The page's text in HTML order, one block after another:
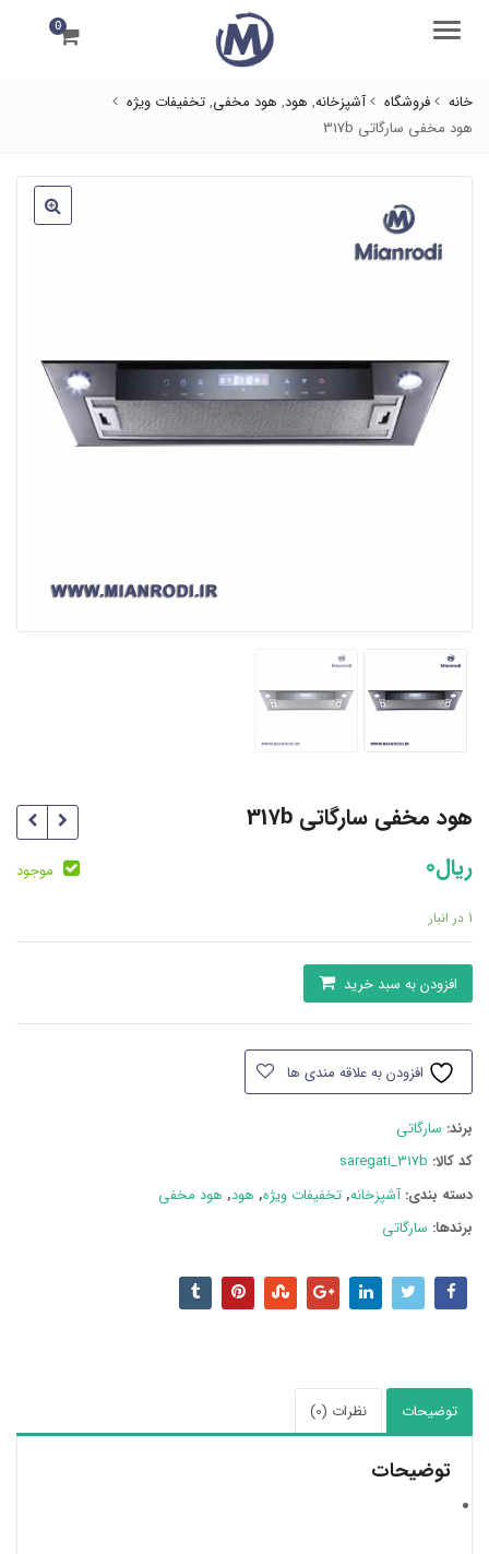
منو 0
خانه فروشگاه آشپزخانه, هود, هود مخفی,تخفیفات ویژه
هود مخفی سارگاتی 317b
هود مخفی سارگاتی 317b
ریال0 موجود
1 در انبار
هود
مخفی
317b
افزودن به سبد خرید
افزودن به علاقه مندی ها
برند: سارگاتی
کد کالا: saregati_317b
دسته بند‌ی:آشپزخانه,تخفیفات ویژه, هود, هود مخفی
برندها: سارگاتی
توضیحات نظرات (0)
توضیحات